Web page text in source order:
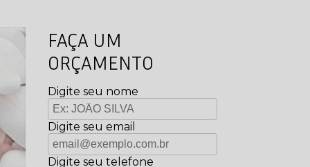
FAÇA UM
ORÇAMENTO
Digite seu nome
Digite seu email
Digite seu telefone